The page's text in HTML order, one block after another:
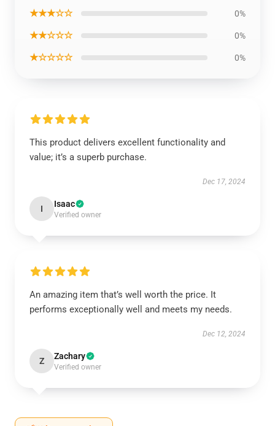
★★★☆☆ 0%
★★☆☆☆ 0%
★☆☆☆☆ 0%
This product delivers excellent functionality and
value; it’s a superb purchase.
Dec 17, 2024
I Isaac
Verified owner
An amazing item that’s well worth the price. It
performs exceptionally well and meets my needs.
Dec 12, 2024
Z Zachary
Verified owner